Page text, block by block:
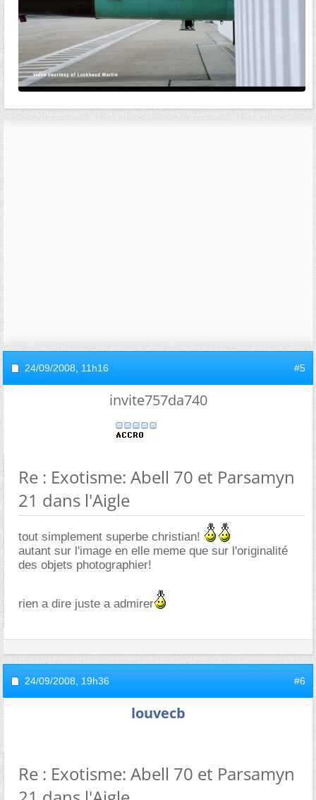
24/09/2008, 11h16 #5
invite757da740
Re : Exotisme: Abell 70 et Parsamyn
21 dans l'Aigle
tout simplement superbe christian!
autant sur l'image en elle meme que sur l'originalité
des objets photographier!
rien a dire juste a admirer
24/09/2008, 19h36 #6
louvecb
Re : Exotisme: Abell 70 et Parsamyn